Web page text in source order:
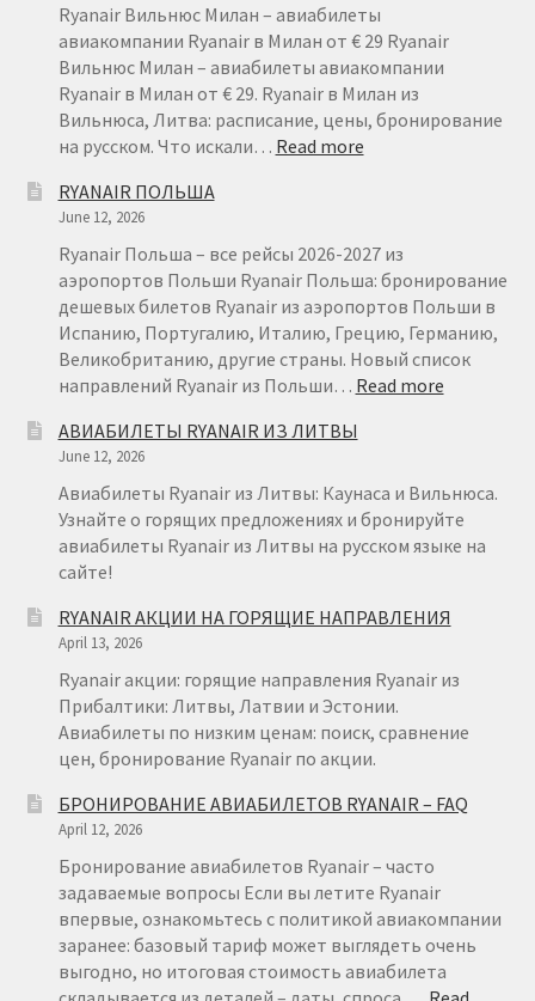
Ryanair Вильнюс Милан – авиабилеты
авиакомпании Ryanair в Милан от € 29 Ryanair
Вильнюс Милан – авиабилеты авиакомпании
Ryanair в Милан от € 29. Ryanair в Милан из
Вильнюса, Литва: расписание, цены, бронирование
на русском. Что искали… Read more:
ОТ
€
29
RYANAIR ПОЛЬША
June 12, 2026
Ryanair Польша – все рейсы 2026-2027 из
аэропортов Польши Ryanair Польша: бронирование
дешевых билетов Ryanair из аэропортов Польши в
Испанию, Португалию, Италию, Грецию, Германию,
Великобританию, другие страны. Новый список
направлений Ryanair из Польши… Read more:
АВИАБИЛЕТЫ RYANAIR ИЗ ЛИТВЫ
June 12, 2026
Авиабилеты Ryanair из Литвы: Каунаса и Вильнюса.
Узнайте о горящих предложениях и бронируйте
авиабилеты Ryanair из Литвы на русском языке на
сайте!
RYANAIR АКЦИИ НА ГОРЯЩИЕ НАПРАВЛЕНИЯ
April 13, 2026
Ryanair акции: горящие направления Ryanair из
Прибалтики: Литвы, Латвии и Эстонии.
Авиабилеты по низким ценам: поиск, сравнение
цен, бронирование Ryanair по акции.
БРОНИРОВАНИЕ АВИАБИЛЕТОВ RYANAIR – FAQ
April 12, 2026
Бронирование авиабилетов Ryanair – часто
задаваемые вопросы Если вы летите Ryanair
впервые, ознакомьтесь с политикой авиакомпании
заранее: базовый тариф может выглядеть очень
выгодно, но итоговая стоимость авиабилета